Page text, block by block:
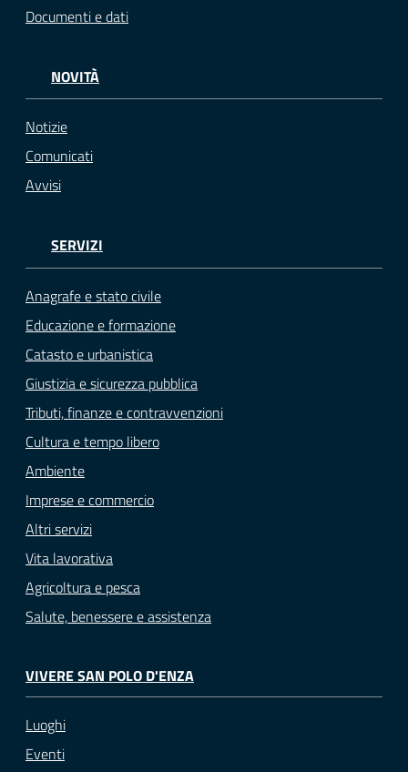
Documenti e dati
NOVITÀ
Notizie
Comunicati
Avvisi
SERVIZI
Anagrafe e stato civile
Educazione e formazione
Catasto e urbanistica
Giustizia e sicurezza pubblica
Tributi, finanze e contravvenzioni
Cultura e tempo libero
Ambiente
Imprese e commercio
Altri servizi
Vita lavorativa
Agricoltura e pesca
Salute, benessere e assistenza
VIVERE SAN POLO D'ENZA
Luoghi
Eventi